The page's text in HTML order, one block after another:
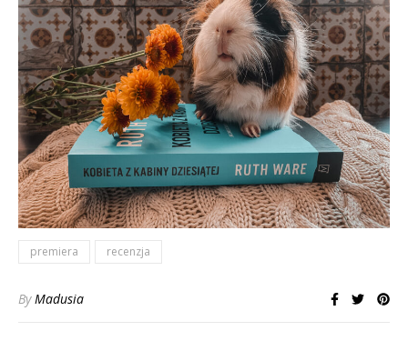
premiera recenzja
ByMadusia